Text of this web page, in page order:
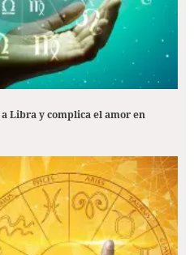
Libra y complica el amor en